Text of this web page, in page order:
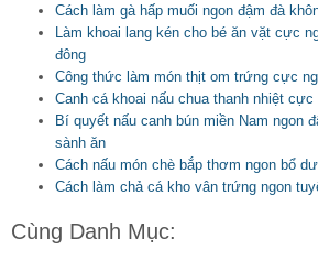
Cách làm gà hấp muối ngon đậm đà
Làm khoai lang kén cho bé ăn vặt cực
đông
Công thức làm món thịt om trứng cực
Canh cá khoai nấu chua thanh nhiệt
Bí quyết nấu canh bún miền Nam ngon
sành ăn
Cách nấu món chè bắp thơm ngon bổ
Cách làm chả cá kho vân trứng ngon
Cùng Danh Mục: